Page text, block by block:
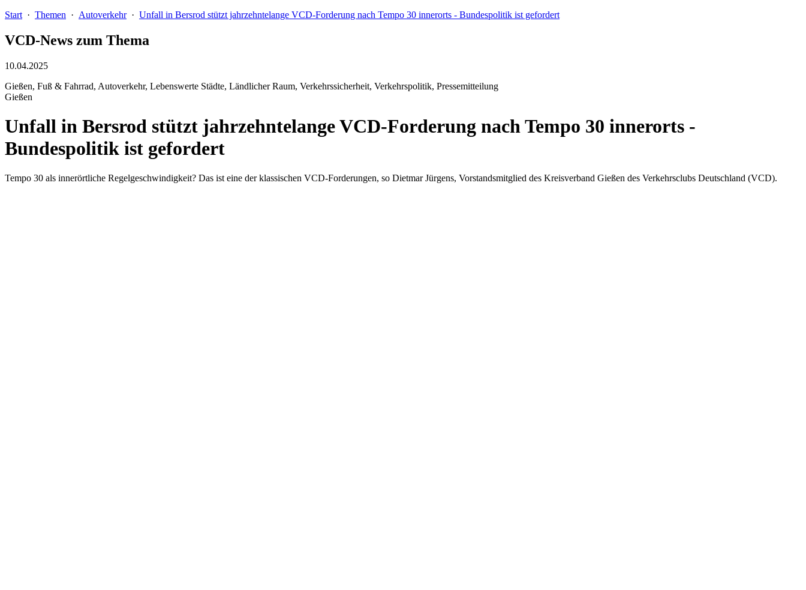
Start · Themen · Autoverkehr· Unfall in Bersrod stützt jahrzehntelange VCD-Forderung nach Tempo 30 innerorts - Bundespolitik ist gefordert
VCD-News zum Thema
10.04.2025
Gießen, Fuß & Fahrrad, Autoverkehr, Lebenswerte Städte, Ländlicher Raum, Verkehrssicherheit, Verkehrspolitik, Pressemitteilung
Gießen
Unfall in Bersrod stützt jahrzehntelange VCD-Forderung nach Tempo 30 innerorts -
Bundespolitik ist gefordert
Tempo 30 als innerörtliche Regelgeschwindigkeit? Das ist eine der klassischen VCD-Forderungen, so Dietmar Jürgens, Vorstandsmitglied des Kreisverband Gießen des Verkehrsclubs Deutschland (VCD).